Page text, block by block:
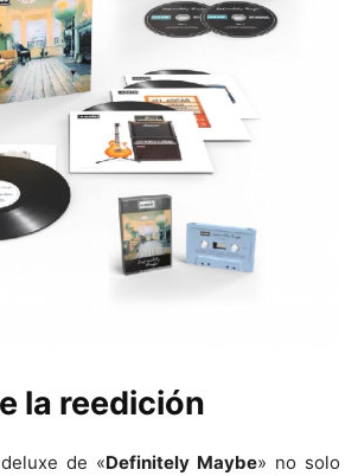
la reedición
de «Definitely Maybe» no solo